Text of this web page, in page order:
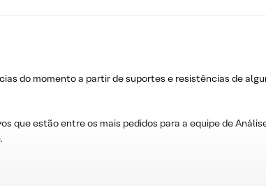
do momento a partir de suportes e resistências de
que estão entre os mais pedidos para a equipe de